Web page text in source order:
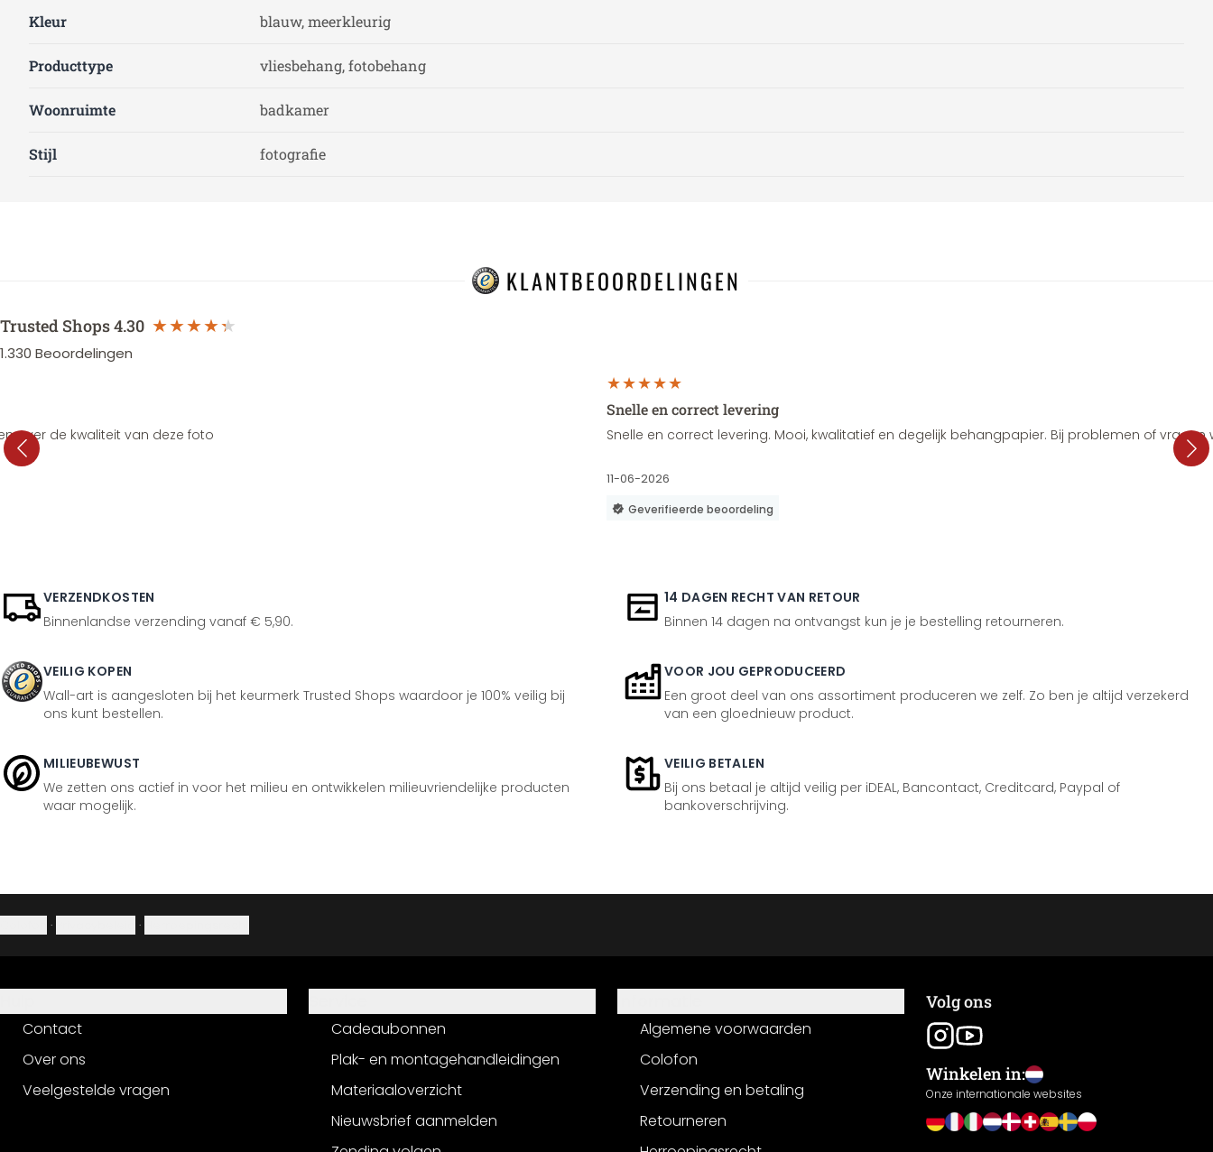
Kleur blauw, meerkleurig
Producttype vliesbehang, fotobehang
Woonruimte badkamer
Stijl fotografie
KLANTBEOORDELINGEN
Trusted Shops4.30
1.330 Beoordelingen
over de kwaliteit van deze foto
Snelle en correct levering
Snelle en correct levering. Mooi, kwalitatief en degelijk behangpapier. Bij problemen of
11-06-2026
Geverifieerde beoordeling
VERZENDKOSTEN
Binnenlandse verzending vanaf € 5,90.
14 DAGEN RECHT VAN RETOUR
Binnen 14 dagen na ontvangst kun je je bestelling retourneren.
VEILIG KOPEN
Wall-art is aangesloten bij het keurmerk Trusted Shops waardoor je 100% veilig bij
ons kunt bestellen.
VOOR JOU GEPRODUCEERD
Een groot deel van ons assortiment produceren we zelf. Zo ben je altijd verzekerd
van een gloednieuw product.
MILIEUBEWUST
We zetten ons actief in voor het milieu en ontwikkelen milieuvriendelijke producten
waar mogelijk.
VEILIG BETALEN
Bij ons betaal je altijd veilig per iDEAL, Bancontact, Creditcard, Paypal of
bankoverschrijving.
· ·
Contact
Over ons
Veelgestelde vragen
Cadeaubonnen
Plak- en montagehandleidingen
Materiaaloverzicht
Nieuwsbrief aanmelden
Algemene voorwaarden
Colofon
Verzending en betaling
Retourneren
Volg ons
Winkelen in:
Onze internationale websites